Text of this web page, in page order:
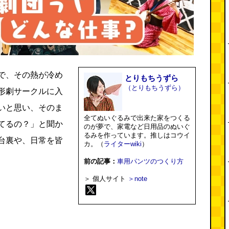
、その熱が冷め
劇サークルに入
と思い、そのま
るの？」と聞か
裏や、日常を皆
とりもちうずら
（とりもちうずら）
全てぬいぐるみで出来た家をつくる
のが夢で、家電など日用品のぬいぐ
るみを作っています。推しはコウイ
カ。（ ライターwiki ）
前の記事： 車用パンツのつくり方
＞ 個人サイト ＞note